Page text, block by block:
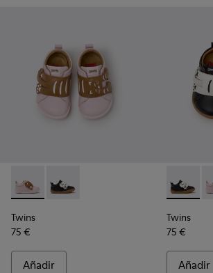
Twins - K800714-001 - Zapatillas de
Twins - K800714-002 -
Twins
75 €
Añadir
Twins -
Twins
75 €
Añadir